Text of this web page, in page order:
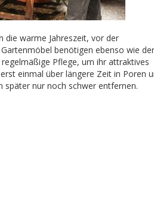
die warme Jahreszeit, vor der
benötigen ebenso wie der
Pflege, um ihr attraktives
einmal über längere Zeit in Poren
später nur noch schwer entfernen.